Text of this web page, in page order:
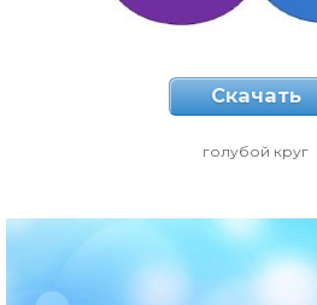
Скачать
голубой круг